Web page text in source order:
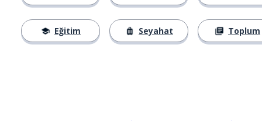
Eğitim Seyahat Toplum